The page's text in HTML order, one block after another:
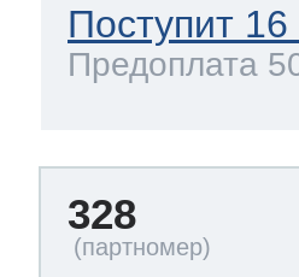
Поступит
Предоплата
328